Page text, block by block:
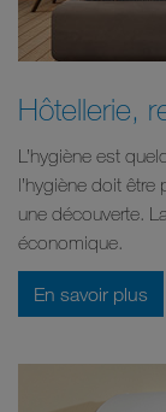
Hôtellerie,
L’hygiène est
l’hygiène doit
une découverte.
économique.
En savoir plus